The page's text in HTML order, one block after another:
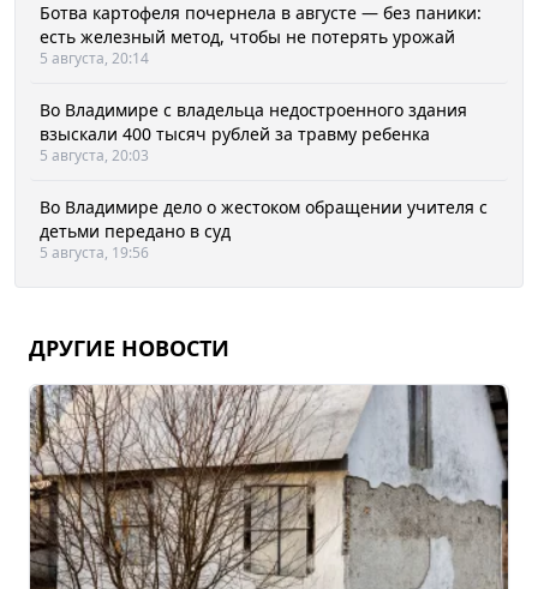
Ботва картофеля почернела в августе — без паники:
есть железный метод, чтобы не потерять урожай
5 августа, 20:14
Во Владимире с владельца недостроенного здания
взыскали 400 тысяч рублей за травму ребенка
5 августа, 20:03
Во Владимире дело о жестоком обращении учителя с
детьми передано в суд
5 августа, 19:56
ДРУГИЕ НОВОСТИ